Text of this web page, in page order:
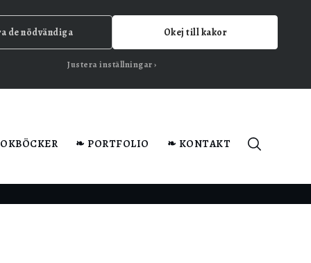
❧ PORTFOLIO ❧ KONTAKT
de nödvändiga Okej till kakor
Justera inställningar